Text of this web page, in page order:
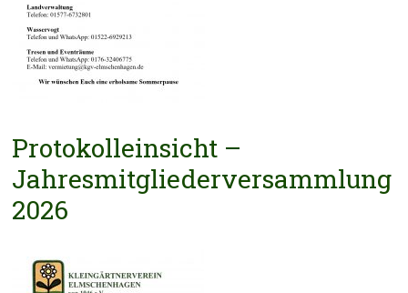
Protokolleinsicht –
Jahresmitgliederversammlung
2026